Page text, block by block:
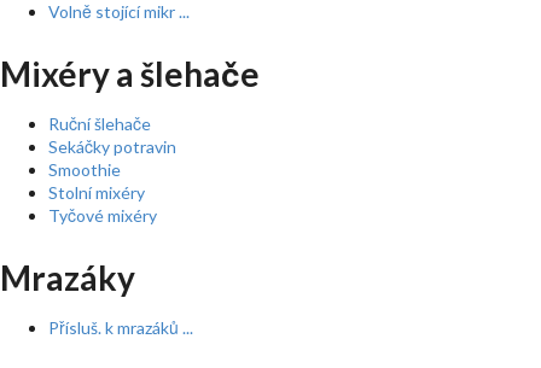
Volně stojící mikr ...
Mixéry a šlehače
Ruční šlehače
Sekáčky potravin
Smoothie
Stolní mixéry
Tyčové mixéry
Mrazáky
Přísluš. k mrazáků ...